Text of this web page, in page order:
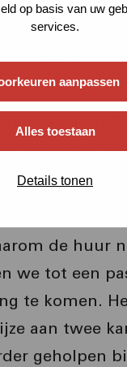
op basis van uw
services.
aanpassen
Alles toestaan
Details tonen
hebben
Wij doen –
– wat wij
(om
de boot
de huur niet
contact en
de huur
we tot een
te komen.
aan twee
geholpen